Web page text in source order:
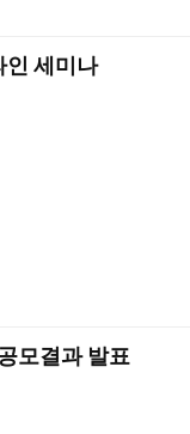
인 세미나
모결과 발표